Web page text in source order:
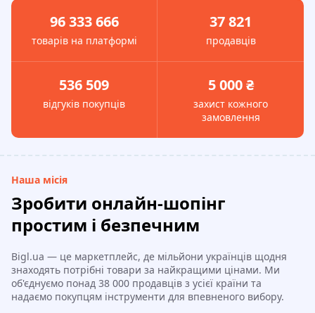
96 333 666
товарів на платформі
37 821
продавців
536 509
відгуків покупців
5 000 ₴
захист кожного
замовлення
Наша місія
Зробити онлайн-шопінг
простим і безпечним
Bigl.ua — це маркетплейс, де мільйони українців щодня
знаходять потрібні товари за найкращими цінами. Ми
об'єднуємо понад 38 000 продавців з усієї країни та
надаємо покупцям інструменти для впевненого вибору.